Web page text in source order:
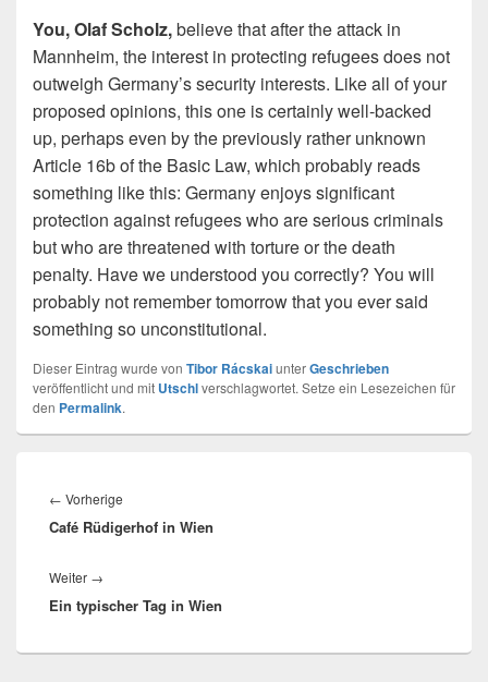
You, Olaf Scholz,believe that after the attack in
Mannheim, the interest in protecting refugees does not
outweigh Germany’s security interests. Like all of your
proposed opinions, this one is certainly well-backed
up, perhaps even by the previously rather unknown
Article 16b of the Basic Law, which probably reads
something like this: Germany enjoys significant
protection against refugees who are serious criminals
but who are threatened with torture or the death
penalty. Have we understood you correctly? You will
probably not remember tomorrow that you ever said
something so unconstitutional.
Dieser Eintrag wurde von Tibor RácskaiunterGeschrieben
veröffentlicht und mit Utschlverschlagwortet. Setze ein Lesezeichen für
den Permalink.
← Vorherige
Beitrag:
Café Rüdigerhof in Wien
Weiter →
Beitrag:
Ein typischer Tag in Wien